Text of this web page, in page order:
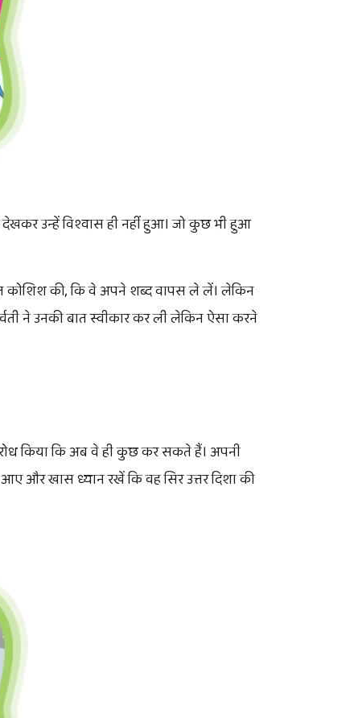
उन्हें विश्वास ही नहीं हुआ। जो कुछ भी हुआ
कोशिश की, कि वे अपने शब्द वापस ले लें। लेकिन
ने उनकी बात स्वीकार कर ली लेकिन ऐसा करने
किया कि अब वे ही कुछ कर सकते हैं। अपनी
और खास ध्यान रखें कि वह सिर उत्तर दिशा की